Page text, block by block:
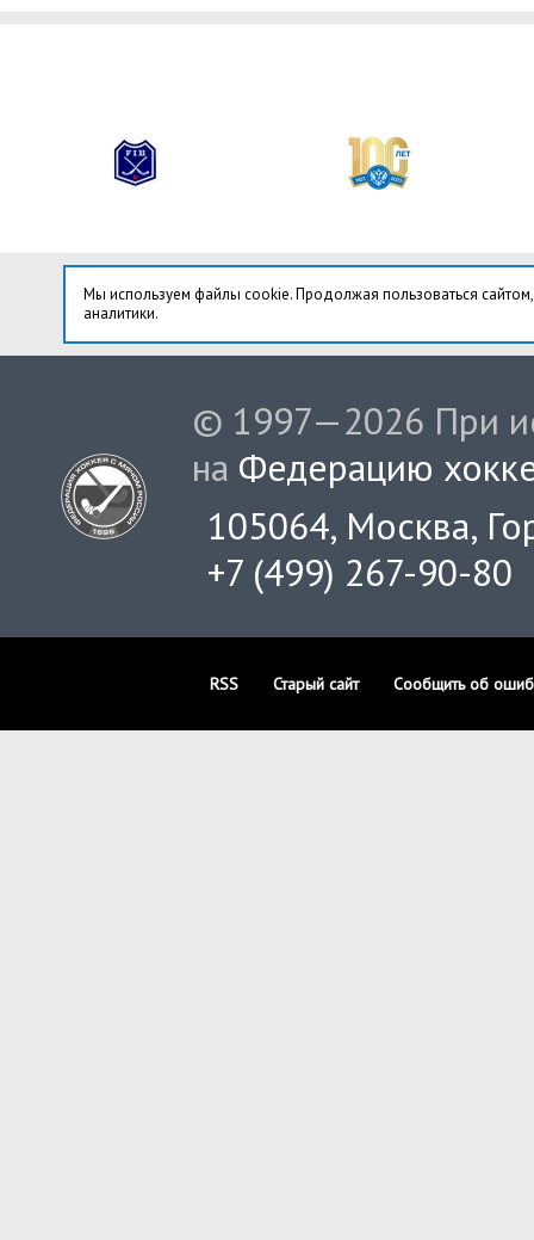
Мы используем файлы cookie. Продолжая пользоваться
аналитики.
© 1997—2026 При
на Федерацию
105064, Москва,
+7 (499) 267-90-80
RSS Старый сайт Сообщить об